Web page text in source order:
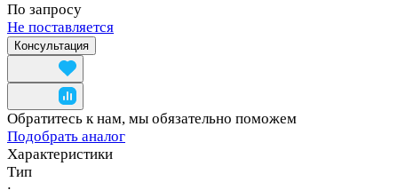
По запросу
Не поставляется
Консультация
Обратитесь к нам, мы обязательно поможем
Подобрать аналог
Характеристики
Тип